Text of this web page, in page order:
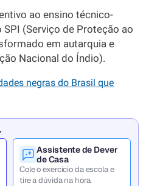
ao ensino técnico-
(Serviço de Proteção ao
em autarquia e
Nacional do Índio).
negras do Brasil que
Assistente de Dever
de Casa
Cole o exercício da escola e
tire a dúvida na hora.